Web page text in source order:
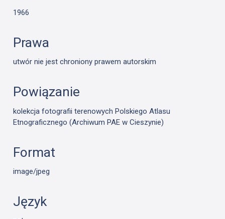
1966
Prawa
utwór nie jest chroniony prawem autorskim
Powiązanie
kolekcja fotografii terenowych Polskiego Atlasu
Etnograficznego (Archiwum PAE w Cieszynie)
Format
image/jpeg
Język